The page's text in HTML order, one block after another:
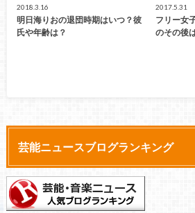
2018.3.16
明日海りおの退団時期はいつ？彼
氏や年齢は？
2017.5.31
フリー女
のその後
芸能ニュースブログランキング